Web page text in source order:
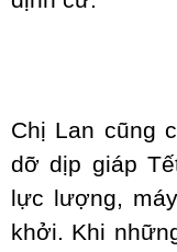
Chị Lan cũng
dỡ dịp giáp
lực lượng,
khởi. Khi